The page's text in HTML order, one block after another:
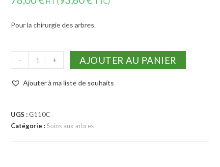
Pour la chirurgie des arbres.
- + AJOUTER AU PANIER
Ajouter à ma liste de souhaits
UGS :G110C
Catégorie :Soins aux arbres